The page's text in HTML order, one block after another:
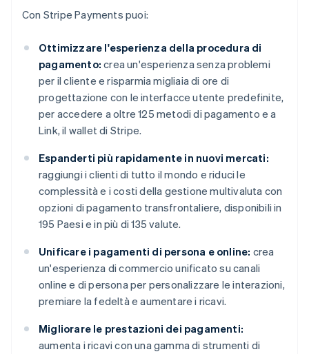
Con Stripe Payments puoi:
Ottimizzare l'esperienza della procedura di
pagamento: crea un'esperienza senza problemi
per il cliente e risparmia migliaia di ore di
progettazione con le interfacce utente predefinite,
per accedere a oltre 125 metodi di pagamento e a
Link, il wallet di Stripe.
Espanderti più rapidamente in nuovi mercati:
raggiungi i clienti di tutto il mondo e riduci le
complessità e i costi della gestione multivaluta con
opzioni di pagamento transfrontaliere, disponibili in
195 Paesi e in più di 135 valute.
Unificare i pagamenti di persona e online: crea
un'esperienza di commercio unificato su canali
online e di persona per personalizzare le interazioni,
premiare la fedeltà e aumentare i ricavi.
Migliorare le prestazioni dei pagamenti:
aumenta i ricavi con una gamma di strumenti di